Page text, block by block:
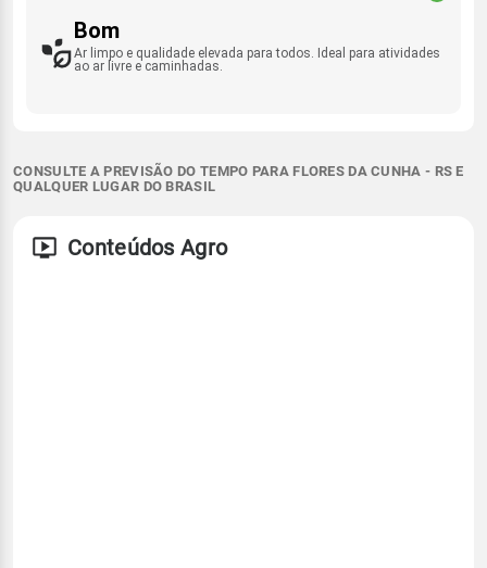
Bom
Ar limpo e qualidade elevada para todos. Ideal para atividades
ao ar livre e caminhadas.
CONSULTE A PREVISÃO DO TEMPO PARA FLORES DA CUNHA - RS E
QUALQUER LUGAR DO BRASIL
Conteúdos Agro